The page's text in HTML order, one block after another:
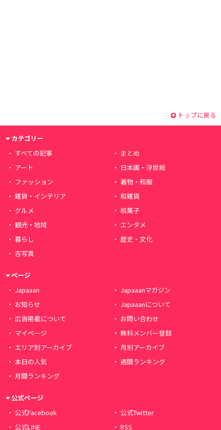
トップに戻る
カテゴリー
すべての記事
まとめ
アート
日本画・浮世絵
ファッション
着物・和服
雑貨・インテリア
和雑貨
グルメ
和菓子
観光・地域
エンタメ
暮らし
歴史・文化
古写真
ページ
Japaaan
Japaaanマガジン
お知らせ
Japaaanについて
広告掲載について
お問い合わせ
マイページ
無料メンバー登録
エリア別アーカイブ
月別アーカイブ
本日の人気
週間ランキング
月間ランキング
公式ページ
公式Facebook
公式Twitter
公式LINE
RSS